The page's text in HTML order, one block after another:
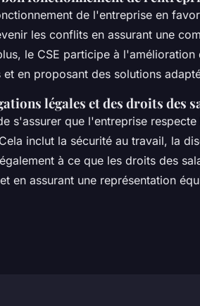
de l'entreprise en
les conflits en assurant une
le CSE participe à
en proposant des solutions
légales et des droits des
s'assurer que l'entreprise respecte
inclut la sécurité au travail, la
à ce que les droits des
en assurant une représentation